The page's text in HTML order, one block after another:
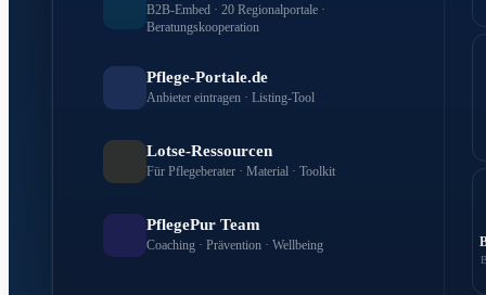
B2B-Embed · 20 Regionalportale ·
Beratungskooperation
Pflege-Portale.de
Anbieter eintragen · Listing-Tool
Lotse-Ressourcen
Für Pflegeberater · Material · Toolkit
PflegePur Team
Coaching · Prävention · Wellbeing